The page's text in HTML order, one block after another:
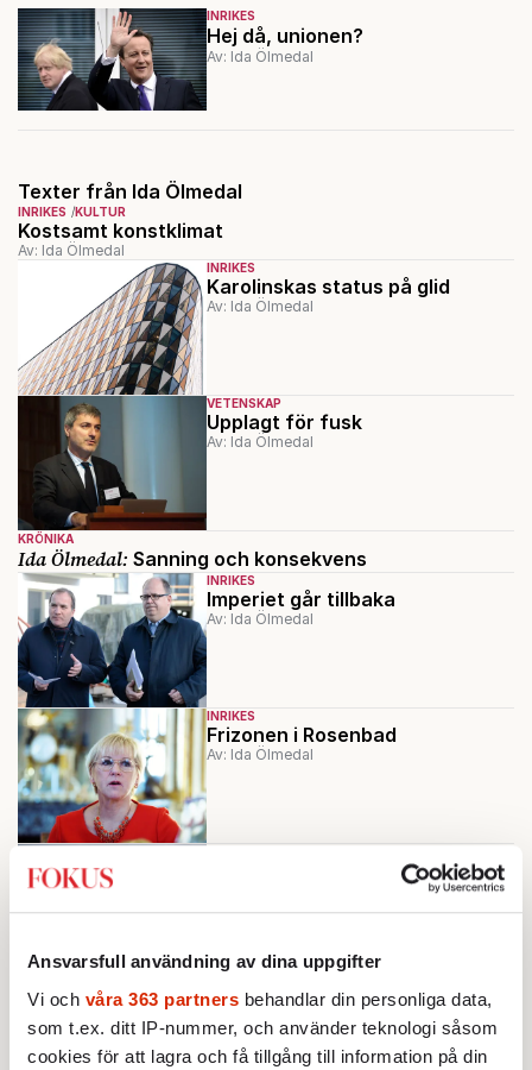
Ansvarsfull användning av dina uppgifter
Vi och våra 363 partners behandlar din personliga data,
som t.ex. ditt IP-nummer, och använder teknologi såsom
cookies för att lagra och få tillgång till information på din
INRIKES
Hej då, unionen?
Av: Ida Ölmedal
Texter från Ida Ölmedal
INRIKES KULTUR
Kostsamt konstklimat
Av: Ida Ölmedal
INRIKES
Karolinskas status på glid
Av: Ida Ölmedal
VETENSKAP
Upplagt för fusk
Av: Ida Ölmedal
KRÖNIKA
Ida Ölmedal: Sanning och konsekvens
INRIKES
Imperiet går tillbaka
Av: Ida Ölmedal
INRIKES
Frizonen i Rosenbad
Av: Ida Ölmedal
»Det är förlegat att tala om
integration«
Av: Ida Ölmedal